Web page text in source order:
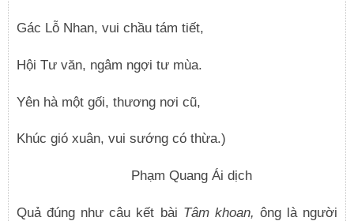
Gác Lỗ Nhan, vui chầu tám tiết,
Hội Tư văn, ngâm ngợi tư mùa.
Yên hà một gối, thương nơi cũ,
Khúc gió xuân, vui sướng có thừa.)
Phạm Quang Ái dịch
Quả đúng như câu kết bài Tâm khoan, ông là người